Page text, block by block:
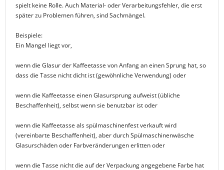
spielt keine Rolle. Auch Material- oder Verarbeitungsfehler, die erst
später zu Problemen führen, sind Sachmängel.
Beispiele:
Ein Mangel liegt vor,
wenn die Glasur der Kaffeetasse von Anfang an einen Sprung hat, so
dass die Tasse nicht dicht ist (gewöhnliche Verwendung) oder
wenn die Kaffeetasse einen Glasursprung aufweist (übliche
Beschaffenheit), selbst wenn sie benutzbar ist oder
wenn die Kaffeetasse als spülmaschinenfest verkauft wird
(vereinbarte Beschaffenheit), aber durch Spülmaschinenwäsche
Glasurschäden oder Farbveränderungen erlitten oder
wenn die Tasse nicht die auf der Verpackung angegebene Farbe hat